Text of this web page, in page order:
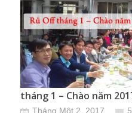
tháng 1 – Chào năm
Tháng Một 2, 2017